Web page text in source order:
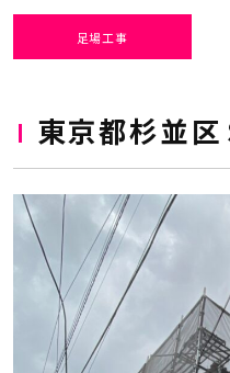
足場工事
東京都杉並